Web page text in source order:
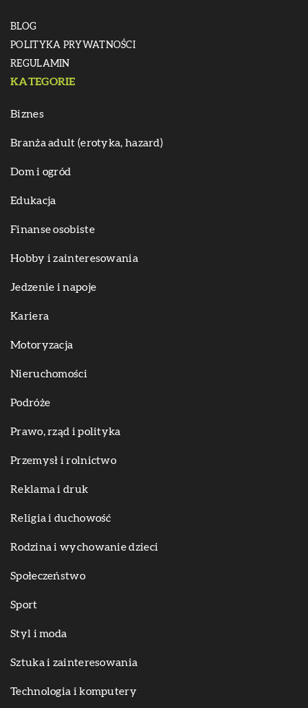
BLOG
POLITYKA PRYWATNOŚCI
REGULAMIN
KATEGORIE
Biznes
Branża adult (erotyka, hazard)
Dom i ogród
Edukacja
Finanse osobiste
Hobby i zainteresowania
Jedzenie i napoje
Kariera
Motoryzacja
Nieruchomości
Podróże
Prawo, rząd i polityka
Przemysł i rolnictwo
Reklama i druk
Religia i duchowość
Rodzina i wychowanie dzieci
Społeczeństwo
Sport
Styl i moda
Sztuka i zainteresowania
Technologia i komputery